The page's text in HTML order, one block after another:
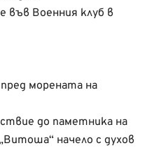
във Военния клуб в
морената на
до паметника на
начело с духов